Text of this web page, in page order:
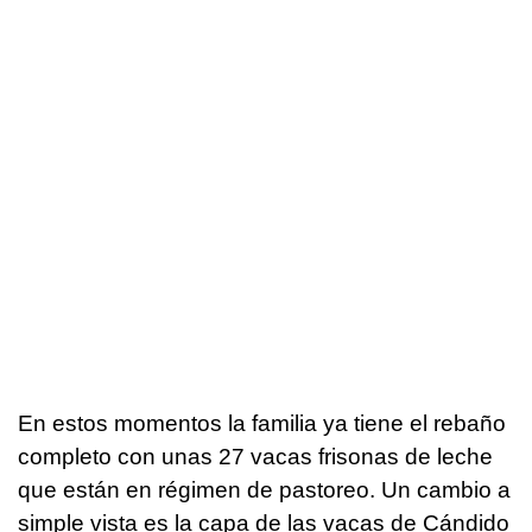
En estos momentos la familia ya tiene el rebaño
completo con unas 27 vacas frisonas de leche
que están en régimen de pastoreo. Un cambio a
simple vista es la capa de las vacas de Cándido